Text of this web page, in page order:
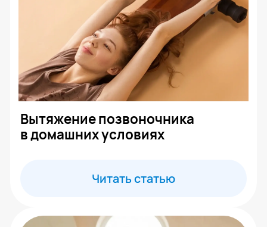
Главная
Где купить тренажер
Ограничения и меры предосторожности
Купить обучающий курс
г. Москва, ул Олеко Дундича д.25
По будням: 10:00 – 20:00
Сб: 10:00 – 16:00